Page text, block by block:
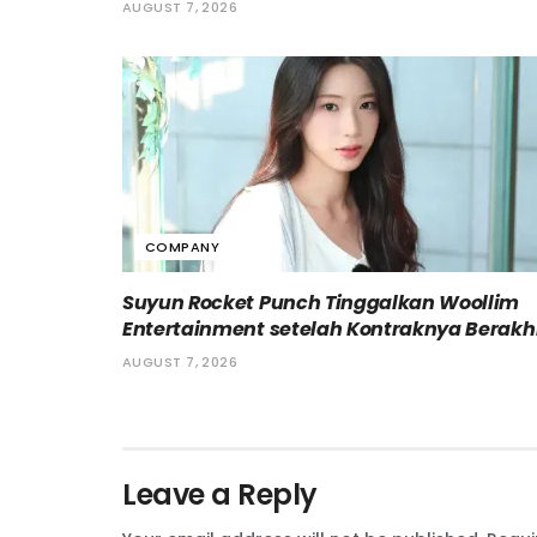
AUGUST 7, 2026
COMPANY
Suyun Rocket Punch Tinggalkan Woollim
Entertainment setelah Kontraknya
AUGUST 7, 2026
Leave a Reply